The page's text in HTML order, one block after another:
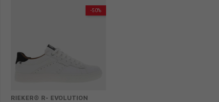
-50%
RIEKER® R- EVOLUTION